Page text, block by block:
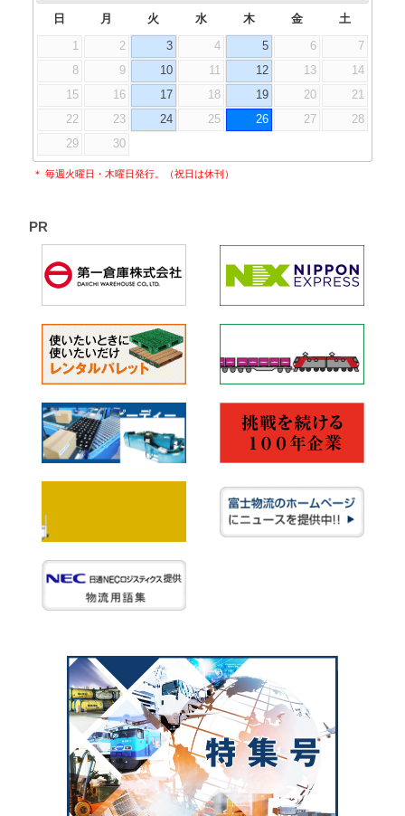
日 月 火 水 木 金 土
1 2 3 4 5 6
7
8
9 10 11 12 13
14
15
16 17 18 19 20
21
22
23 24 25 26 27
28
29
30
＊ 毎週火曜日・木曜日発行。（祝日は休刊）